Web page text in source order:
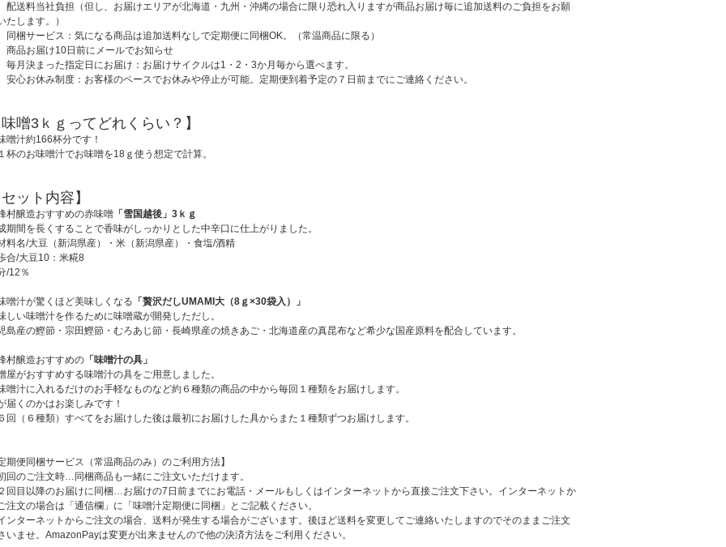
配送料当社負担（但し、お届けエリアが北海道・九州・沖縄の場合に限り恐れ入りますが商品お届け毎に追加送料のご負担をお願
たします。）
同梱サービス：気になる商品は追加送料なしで定期便に同梱OK。（常温商品に限る）
商品お届け10日前にメールでお知らせ
毎月決まった指定日にお届け：お届けサイクルは1・2・3か月毎から選べます。
安心お休み制度：お客様のペースでお休みや停止が可能。定期便到着予定の７日前までにご連絡ください。
噌3ｋｇってどれくらい？】
噌汁約166杯分です！
杯のお味噌汁でお味噌を18ｇ使う想定で計算。
ット内容】
村醸造おすすめの赤味噌 「雪国越後」3ｋｇ
期間を長くすることで香味がしっかりとした中辛口に仕上がりました。
料名/大豆（新潟県産）・米（新潟県産）・食塩/酒精
合/大豆10：米糀8
/12％
噌汁が驚くほど美味しくなる 「贅沢だしUMAMI大（8ｇ×30袋入）」
しい味噌汁を作るために味噌蔵が開発しただし。
島産の鰹節・宗田鰹節・むろあじ節・長崎県産の焼きあご・北海道産の真昆布など希少な国産原料を配合しています。
村醸造おすすめの 「味噌汁の具」
屋がおすすめする味噌汁の具をご用意しました。
噌汁に入れるだけのお手軽なものなど約６種類の商品の中から毎回１種類をお届けします。
届くのかはお楽しみです！
回（６種類）すべてをお届けした後は最初にお届けした具からまた１種類ずつお届けします。
期便同梱サービス（常温商品のみ）のご利用方法】
回のご注文時…同梱商品も一緒にご注文いただけます。
回目以降のお届けに同梱…お届けの7日前までにお電話・メールもしくはインターネットから直接ご注文下さい。インターネットか
注文の場合は「通信欄」に「味噌汁定期便に同梱」とご記載ください。
ンターネットからご注文の場合、送料が発生する場合がございます。後ほど送料を変更してご連絡いたしますのでそのままご注文
いませ。AmazonPayは変更が出来ませんので他の決済方法をご利用ください。